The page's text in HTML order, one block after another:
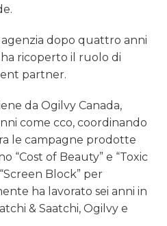
dopo quattro anni
ricoperto il ruolo di
partner.
da Ogilvy Canada,
come cco, coordinando
le campagne prodotte
“Cost of Beauty” e “Toxic
Block” per
ha lavorato sei anni in
& Saatchi, Ogilvy e